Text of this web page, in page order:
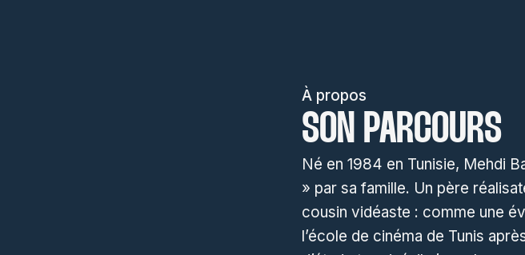
À propos
SON PARCOURS
Né en 1984 en Tunisie, Mehdi
» par sa famille. Un père
cousin vidéaste : comme une
l’école de cinéma de Tunis